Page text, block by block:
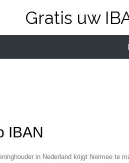
Gratis uw
IBAN
in Nederland krijgt hiermee te